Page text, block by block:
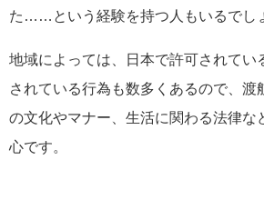
た……という経験を持つ人もいるでし
地域によっては、日本で許可されてい
されている行為も数多くあるので、渡
の文化やマナー、生活に関わる法律な
心です。